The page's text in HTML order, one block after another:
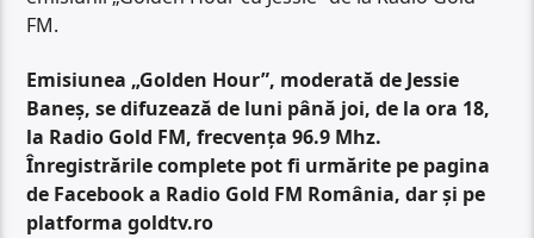
FM.
Emisiunea „Golden Hour”, moderată de Jessie
Baneș, se difuzează de luni până joi, de la ora 18,
la Radio Gold FM, frecvența 96.9 Mhz.
Înregistrările complete pot fi urmărite pe pagina
de Facebook a Radio Gold FM România, dar și pe
platforma goldtv.ro